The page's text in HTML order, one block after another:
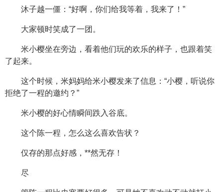
沐子越一僵：“好啊，你们给我等着，我来了！”
大家顿时笑成了一团。
米小樱坐在旁边，看着他们玩的欢乐的样子，也跟着笑
了起来。
这个时候，米妈妈给米小樱发来了信息：“小樱，听说你
拒绝了一程的邀约？”
米小樱的好心情瞬间跌入谷底。
这个陈一程，怎么这么喜欢告状？
仅存的那点好感，**然无存！
尽